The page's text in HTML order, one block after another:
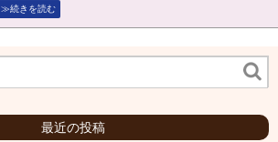
≫続きを読む
最近の投稿